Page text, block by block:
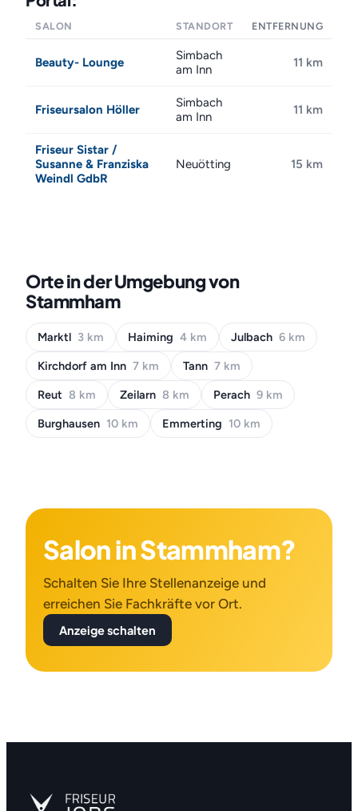
SALON STANDORT ENTFERNUNG
Beauty- Lounge
Simbach
am Inn
11 km
Friseursalon Höller
Simbach
am Inn
11 km
Friseur Sistar /
Susanne & Franziska
Weindl GdbR
Neuötting 15 km
Orte in der Umgebung von
Stammham
Marktl 3 km Haiming 4 km Julbach 6 km
Kirchdorf am Inn 7 km Tann 7 km
Reut 8 km Zeilarn 8 km Perach 9 km
Burghausen 10 km Emmerting 10 km
Salon in Stammham?
Schalten Sie Ihre Stellenanzeige und
erreichen Sie Fachkräfte vor Ort.
Anzeige schalten